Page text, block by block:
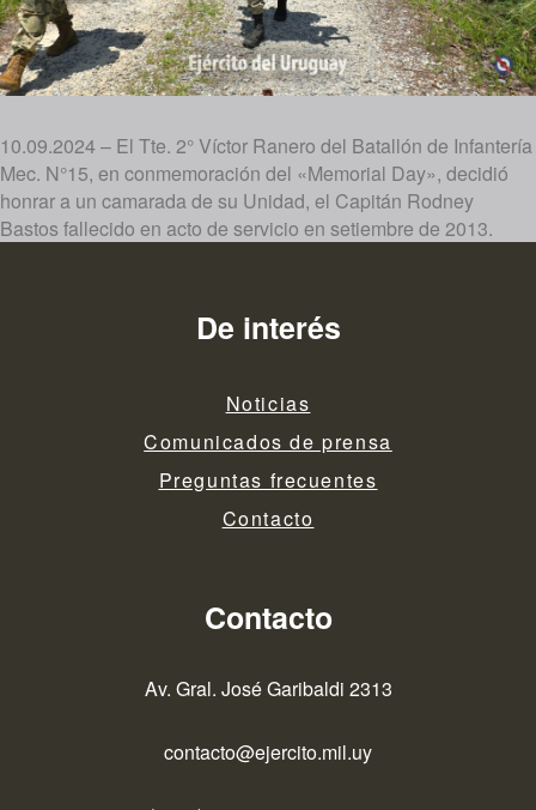
10.09.2024 – El Tte. 2° Víctor Ranero del Batallón de Infantería
Mec. N°15, en conmemoración del «Memorial Day», decidió
honrar a un camarada de su Unidad, el Capitán Rodney
Bastos fallecido en acto de servicio en setiembre de 2013.
De interés
Noticias
Comunicados de prensa
Preguntas frecuentes
Contacto
Contacto
Av. Gral. José Garibaldi 2313
contacto@ejercito.mil.uy